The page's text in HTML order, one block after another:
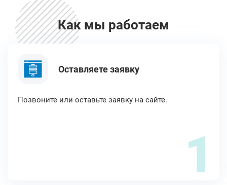
Как мы работаем
Оставляете заявку
Позвоните или оставьте заявку на сайте.
1